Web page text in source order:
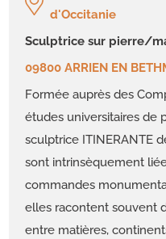
d'Occitanie
sculptrice sur pierre/
09800 ARRIEN EN
Formée auprès des
études universitaires de
sculptrice ITINERANTE
sont intrinsèquement
commandes
elles racontent souvent
entre matières,